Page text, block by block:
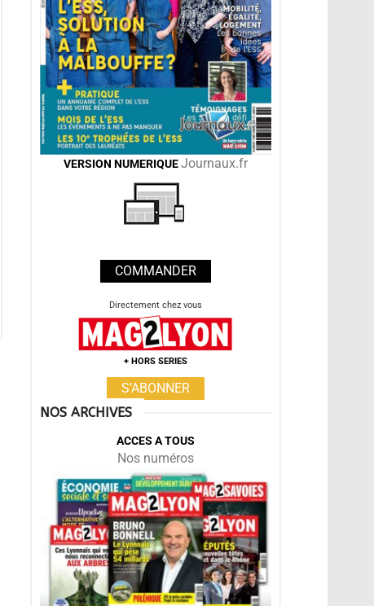
VERSION NUMERIQUEJournaux.fr
COMMANDER
Directement chez vous
+ HORS SERIES
S’ABONNER
NOS ARCHIVES
ACCES A TOUS
Nos numéros